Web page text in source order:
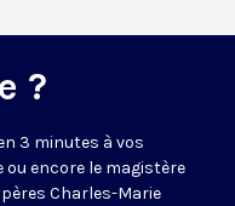
?
3 minutes à vos
encore le magistère
pères Charles-Marie